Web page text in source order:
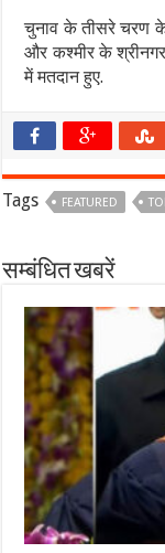
चुनाव के तीसरे चरण के
और कश्मीर के श्रीनगर,
में मतदान हुए.
Tags FEATURED
सम्बंधित खबरें